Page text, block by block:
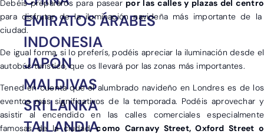
EMIRATOS ÁRABES
INDONESIA
JAPÓN
MALDIVAS
SRI LANKA
TAILANDIA
Debéis prepararos para pasear por las calles y plazas del centro
para disfrutar de la iluminación navideña más importante de la
ciudad.
De igual forma, si lo preferís, podéis apreciar la iluminación desde el
autobús turístico, que os llevará por las zonas más importantes.
Tened en cuenta que el alumbrado navideño en Londres es de los
eventos más significativos de la temporada. Podéis aprovechar y
asistir al encendido en las calles comerciales especialmente
famosas de la ciudad,como Carnavy Street, Oxford Street o